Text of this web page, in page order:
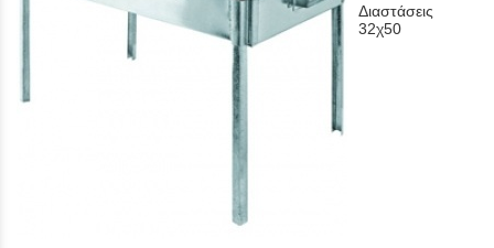
Διαστάσεις
32χ50